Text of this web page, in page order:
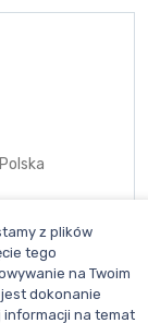
z plików
tego
na Twoim
dokonanie
informacji na temat